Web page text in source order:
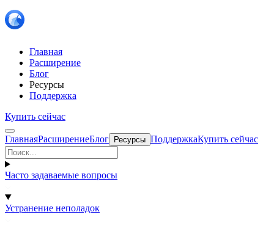
Главная
Расширение
Блог
Ресурсы
Поддержка
Купить сейчас
ГлавнаяРасширениеБлог Ресурсы ПоддержкаКупить сейчас
Часто задаваемые вопросы
Устранение неполадок